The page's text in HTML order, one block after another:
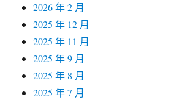
2026 年 2 月
2025 年 12 月
2025 年 11 月
2025 年 9 月
2025 年 8 月
2025 年 7 月